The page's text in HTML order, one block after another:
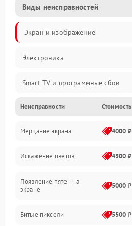
Виды неисправностей
Экран и изображение
Электроника
Smart TV и программные сбои
Питание и запуск
Подсветка и LED-модули
Звук и аудиосистема
Сигнал и приём каналов
Неисправности Стоимость
Мерцание экрана 4000 ₽
Искажение цветов 4500 ₽
Появление пятен на
экране
5000 ₽
Битые пиксели 5500 ₽